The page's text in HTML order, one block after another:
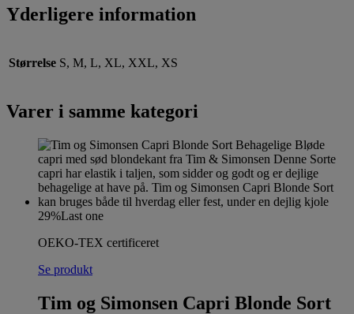
Yderligere information
Størrelse S, M, L, XL, XXL, XS
Varer i samme kategori
29%Last one
OEKO-TEX certificeret
Se produkt
Tim og Simonsen Capri Blonde Sort